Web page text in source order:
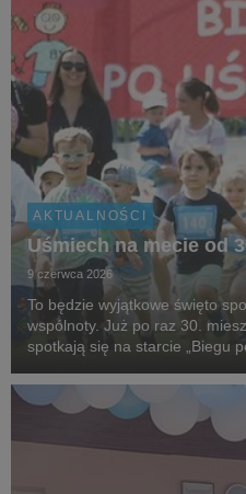
AKTUALNOŚCI
Uśmiech na mecie od
9 czerwca 2026
To będzie wyjątkowe święto
wspólnoty. Już po raz 30.
spotkają się na starcie „Biegu
biegowych w regionie,